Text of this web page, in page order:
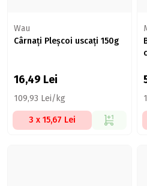
Wau
Cârnați Pleșcoi uscați 150g
16,49 Lei
109,93 Lei/kg
3 x 15,67 Lei